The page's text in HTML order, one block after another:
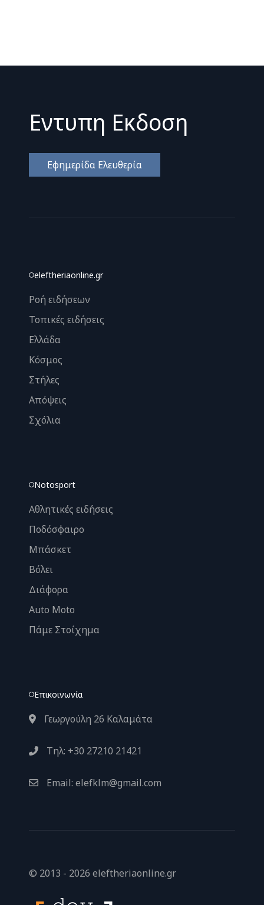
Εντυπη Εκδοση
Εφημερίδα Ελευθερία
eleftheriaonline.gr
Ροή ειδήσεων
Τοπικές ειδήσεις
Ελλάδα
Κόσμος
Στήλες
Απόψεις
Σχόλια
Notosport
Αθλητικές ειδήσεις
Ποδόσφαιρο
Μπάσκετ
Βόλει
Διάφορα
Auto Moto
Πάμε Στοίχημα
Επικοινωνία
Γεωργούλη 26 Καλαμάτα
Τηλ: +30 27210 21421
Email: elefklm@gmail.com
© 2013 - 2026 eleftheriaonline.gr